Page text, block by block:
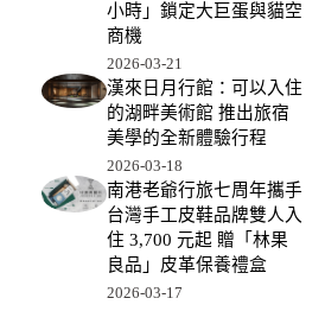
小時」鎖定大巨蛋與貓空
商機
2026-03-21
漢來日月行館：可以入住
的湖畔美術館 推出旅宿
美學的全新體驗行程
2026-03-18
南港老爺行旅七周年攜手
台灣手工皮鞋品牌雙人入
住 3,700 元起 贈「林果
良品」皮革保養禮盒
2026-03-17